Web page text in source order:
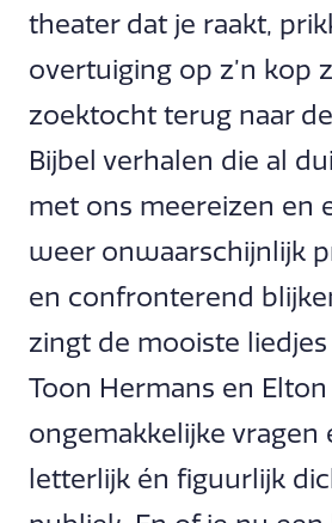
theater dat je raakt,
overtuiging op z’n kop
zoektocht terug naar
Bijbel verhalen die al
met ons meereizen en
weer onwaarschijnlijk
en confronterend
zingt de mooiste liedjes
Toon Hermans en
ongemakkelijke vragen
letterlijk én figuurlijk